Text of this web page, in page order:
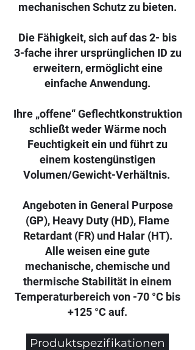
mechanischen Schutz zu bieten.
Die Fähigkeit, sich auf das 2- bis
3-fache ihrer ursprünglichen ID zu
erweitern, ermöglicht eine
einfache Anwendung.
Ihre „offene“ Geflechtkonstruktion
schließt weder Wärme noch
Feuchtigkeit ein und führt zu
einem kostengünstigen
Volumen/Gewicht-Verhältnis.
Angeboten in General Purpose
(GP), Heavy Duty (HD), Flame
Retardant (FR) und Halar (HT).
Alle weisen eine gute
mechanische, chemische und
thermische Stabilität in einem
Temperaturbereich von -70 °C bis
+125 °C auf.
Produktspezifikationen